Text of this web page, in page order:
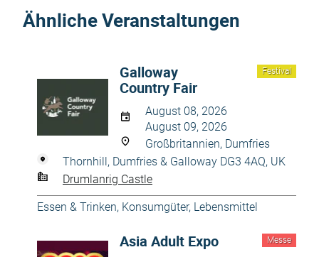
Ähnliche Veranstaltungen
Festival
Galloway
Country Fair
August 08, 2026
August 09, 2026
Großbritannien, Dumfries
Thornhill, Dumfries & Galloway DG3 4AQ, UK
Drumlanrig Castle
Essen & Trinken, Konsumgüter, Lebensmittel
Messe
Asia Adult Expo